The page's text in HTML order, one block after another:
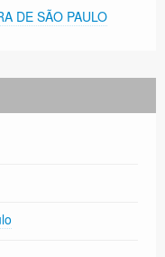
DE SÃO PAULO